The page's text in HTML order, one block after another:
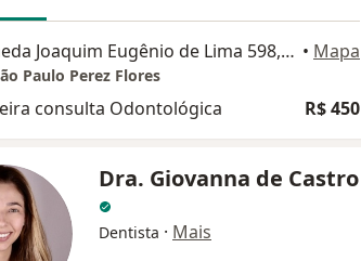
Alameda Joaquim Eugênio de Lima 598, São Paulo • Mapa
Paulo Perez Flores
consulta Odontológica R$ 450
Dra. Giovanna de Castro
Dentista · Mais